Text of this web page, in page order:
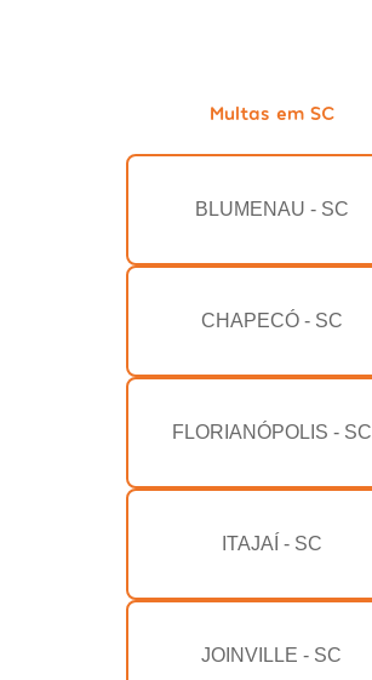
Multas em SC
BLUMENAU - SC
CHAPECÓ - SC
FLORIANÓPOLIS - SC
ITAJAÍ - SC
JOINVILLE - SC